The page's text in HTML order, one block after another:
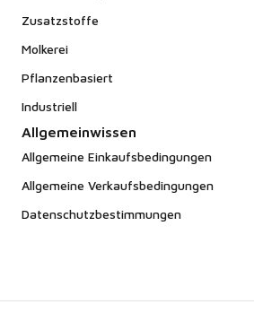
Zusatzstoffe
Molkerei
Pflanzenbasiert
Industriell
Allgemeinwissen
Allgemeine Einkaufsbedingungen
Allgemeine Verkaufsbedingungen
Datenschutzbestimmungen